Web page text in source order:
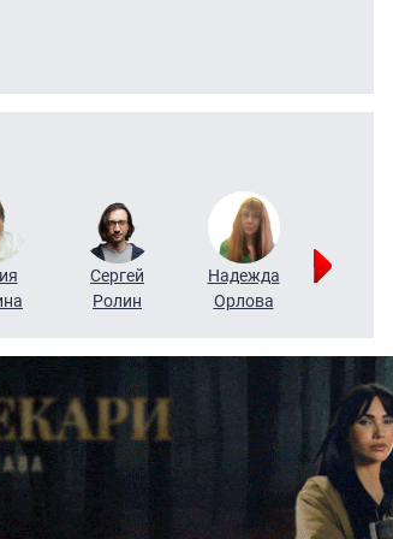
Сергей
Ролин
Надежда
Орлова